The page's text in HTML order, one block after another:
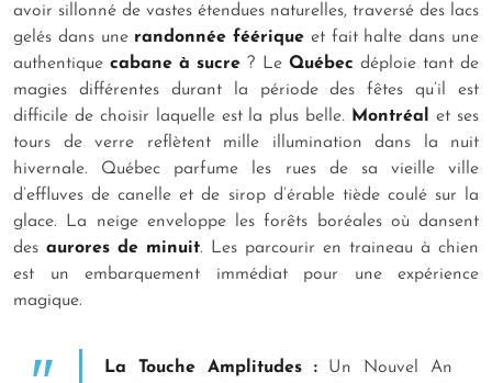
avoir sillonné de vastes étendues naturelles, traversé des lacs
gelés dans une randonnée féérique et fait halte dans une
authentiquecabane à sucre? Le Québec déploie tant de
magies différentes durant la période des fêtes qu’il est
difficile de choisir laquelle est la plus belle.
Montréalet ses
tours de verre reflètent mille illumination dans la nuit
hivernale. Québec parfume les rues de sa vieille ville
d’effluves de canelle et de sirop d’érable tiède coulé sur la
glace. La neige enveloppe les forêts boréales où dansent
des aurores de minuit. Les parcourir en traineau à chien
est un embarquement immédiat pour une expérience
magique.
La Touche Amplitudes : Un Nouvel An